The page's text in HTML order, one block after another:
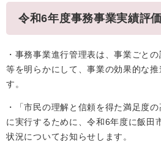
令和6年度事務事業実績評
・事務事業進行管理表は、事業ごと
等を明らかにして、事業の効果的な
す。
・「市民の理解と信頼を得た満足度
に実行するために、令和6年度に飯田
状況についてお知らせします。